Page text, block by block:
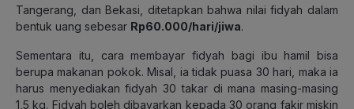
Tangerang, dan Bekasi, ditetapkan bahwa nilai fidyah dalam
bentuk uang sebesar Rp60.000/hari/jiwa.
Sementara itu, cara membayar fidyah bagi ibu hamil bisa
berupa makanan pokok. Misal, ia tidak puasa 30 hari, maka ia
harus menyediakan fidyah 30 takar di mana masing-masing
1,5 kg. Fidyah boleh dibayarkan kepada 30 orang fakir miskin